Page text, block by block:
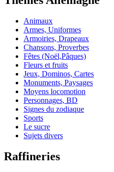
Animaux
Armes, Uniformes
Armoiries, Drapeaux
Chansons, Proverbes
Fêtes (Noël,Pâques)
Fleurs et fruits
Jeux, Dominos, Cartes
Monuments, Paysages
Moyens locomotion
Personnages, BD
Signes du zodiaque
Sports
Le sucre
Sujets divers
Raffineries